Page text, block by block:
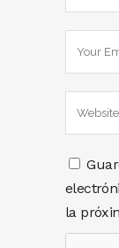
la